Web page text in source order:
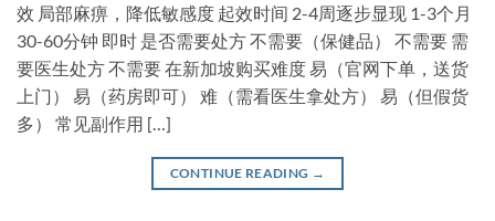
效 局部麻痹，降低敏感度 起效时间 2-4周逐步显现 1-3个月
30-60分钟 即时 是否需要处方 不需要（保健品） 不需要 需
要医生处方 不需要 在新加坡购买难度 易（官网下单，送货
上门） 易（药房即可） 难（需看医生拿处方） 易（但假货
多） 常见副作用 […]
CONTINUE READING →